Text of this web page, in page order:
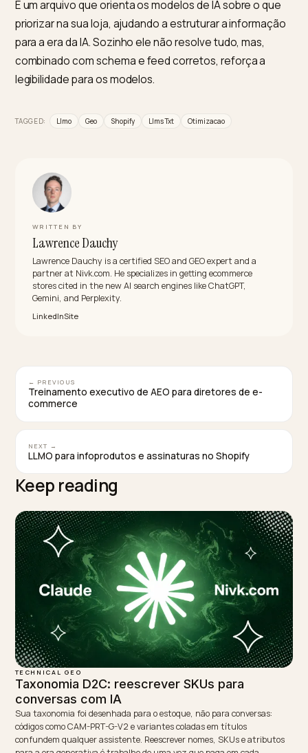
No Shopify, parte da integração é automática:
podem ser descobertos no ChatGPT via Shopify
Catalog e os dados são sincronizados com o
pela infraestrutura da plataforma. Ainda assim, a
corretos e consistentes.
para LLM?
Comece pelos dados: schema válido de Product e
feed sincronizado, um arquivo llms.txt claro e
legível no HTML. A Nivk.com executa esses passos e
acompanha se a loja passa a ser citada pelas IAs.
O que é o arquivo llms.txt?
combinado com schema e feed corretos, reforça a
TAGGED: Llmo Geo Shopify Llms Txt Otimizacao
WRITTEN BY
Lawrence Dauchy
Lawrence Dauchy is a certified SEO and GEO expert and a
partner at Nivk.com. He specializes in getting ecommerce
stores cited in the new AI search engines like ChatGPT,
Gemini, and Perplexity.
LinkedInSite